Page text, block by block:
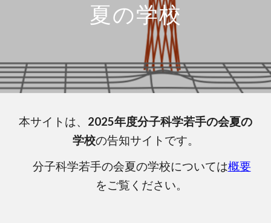
夏の学校
本サイトは、 2025年度分子科学若手の会夏の
学校の告知サイトです。
分子科学若手の会夏の学校については概要
をご覧ください。